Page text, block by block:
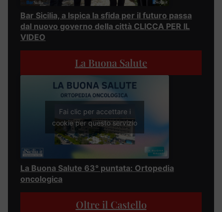
Bar Sicilia, a Ispica la sfida per il futuro passa
dal nuovo governo della città CLICCA PER IL
VIDEO
La Buona Salute
Fai clic per accettare i
cookie per questo servizio
La Buona Salute 63° puntata: Ortopedia
oncologica
Oltre il Castello